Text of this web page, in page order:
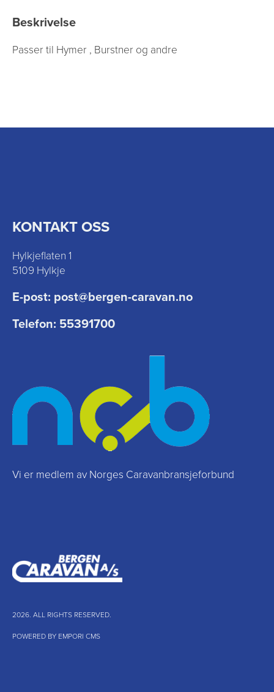
Beskrivelse
Passer til Hymer , Burstner og andre
KONTAKT OSS
Hylkjeflaten 1
5109 Hylkje
E-post: post@bergen-caravan.no
Telefon: 55391700
Vi er medlem av Norges Caravanbransjeforbund
2026. ALL RIGHTS RESERVED.
POWERED BY EMPORI CMS